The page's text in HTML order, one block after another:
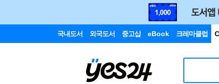
국내도서 외국도서 중고샵 eBook 크레마클럽